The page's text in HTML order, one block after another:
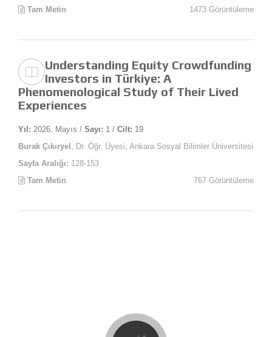
Tam Metin
1473 Görüntüleme
Understanding Equity Crowdfunding
Investors in Türkiye: A
Phenomenological Study of Their Lived
Experiences
Yıl: 2026, Mayıs / Sayı: 1 / Cilt: 19
Burak Çıkıryel , Dr. Öğr. Üyesi, Ankara Sosyal Bilimler Üniversitesi
Sayfa Aralığı: 128-153
Tam Metin
767 Görüntüleme